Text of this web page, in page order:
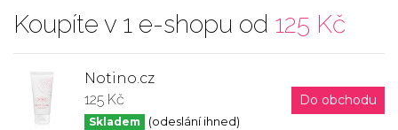
Koupíte v 1 e-shopu od 125 Kč
Notino.cz
125 Kč
Skladem (odeslání ihned)
Do obchodu